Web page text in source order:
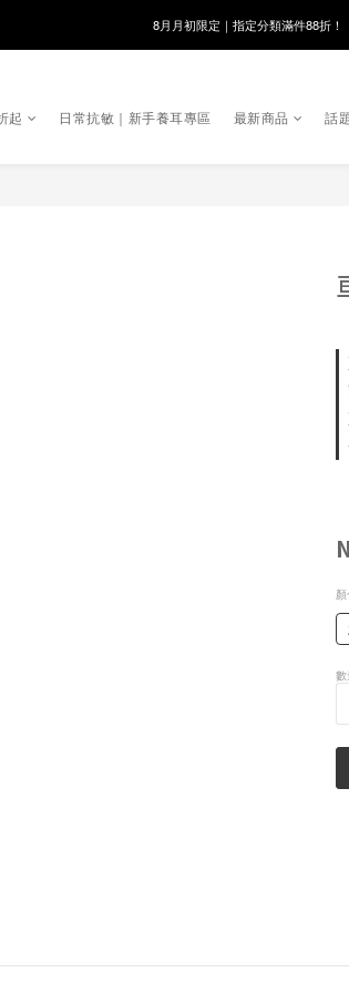
8月月初限定｜指定分類滿件88折！
線在，好事發生｜祈願新品 第2件享9折
8月月初限定｜指定分類滿件88折！
起 日常抗敏｜新手養耳專區 最新商品 話